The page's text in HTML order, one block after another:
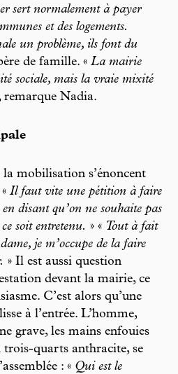
sert normalement à payer
et des logements.
un problème, ils font du
de famille. « La mairie
sociale, mais la vraie mixité
remarque Nadia.
la mobilisation s’énoncent
Il faut vite une pétition à faire
disant qu’on ne souhaite pas
soit entretenu. » « Tout à fait
je m’occupe de la faire
» Il est aussi question
devant la mairie, ce
C’est alors qu’une
à l’entrée. L’homme,
grave, les mains enfouies
trois-quarts anthracite, se
: « Qui est le